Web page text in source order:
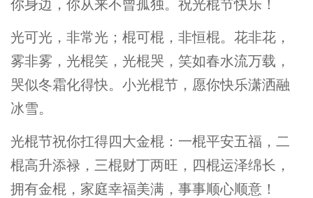
你身边，你从来不曾孤独。祝光棍节快乐！
光可光，非常光；棍可棍，非恒棍。花非花，
雾非雾，光棍笑，光棍哭，笑如春水流万载，
哭似冬霜化得快。小光棍节，愿你快乐潇洒融
冰雪。
光棍节祝你扛得四大金棍：一棍平安五福，二
棍高升添禄，三棍财丁两旺，四棍运泽绵长，
拥有金棍，家庭幸福美满，事事顺心顺意！